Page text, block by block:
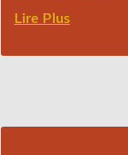
Lire Plus